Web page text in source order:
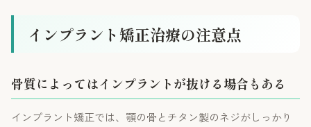
インプラント矯正治療の注意点
骨質によってはインプラントが抜ける場合もある
インプラント矯正では、顎の骨とチタン製のネジがしっかり